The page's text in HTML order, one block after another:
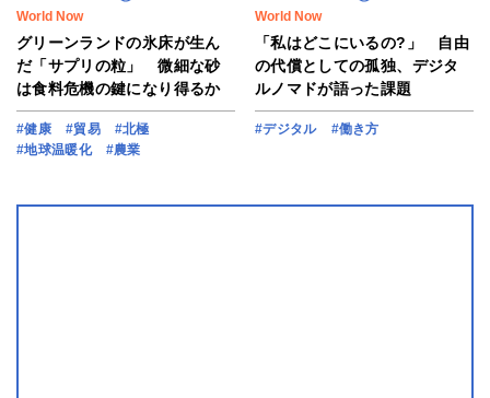
World Now
グリーンランドの氷床が生ん
だ「サプリの粒」 微細な砂
は食料危機の鍵になり得るか
#健康 #貿易
#北極
#地球温暖化
#農業
World Now
「私はどこにいるの?」 自由
の代償としての孤独、デジタ
ルノマドが語った課題
#デジタル #働き方